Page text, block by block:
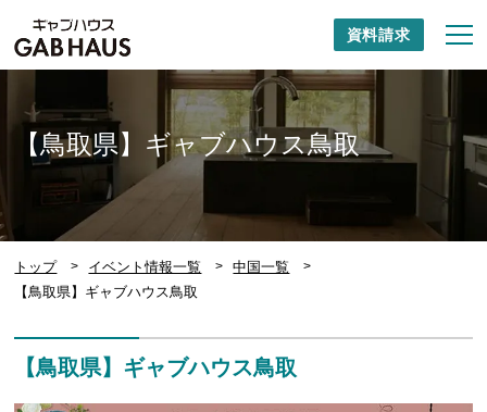
資料請求
【鳥取県】ギャブハウス鳥取
トップ イベント情報一覧
中国一覧
【鳥取県】ギャブハウス鳥取
【鳥取県】ギャブハウス鳥取